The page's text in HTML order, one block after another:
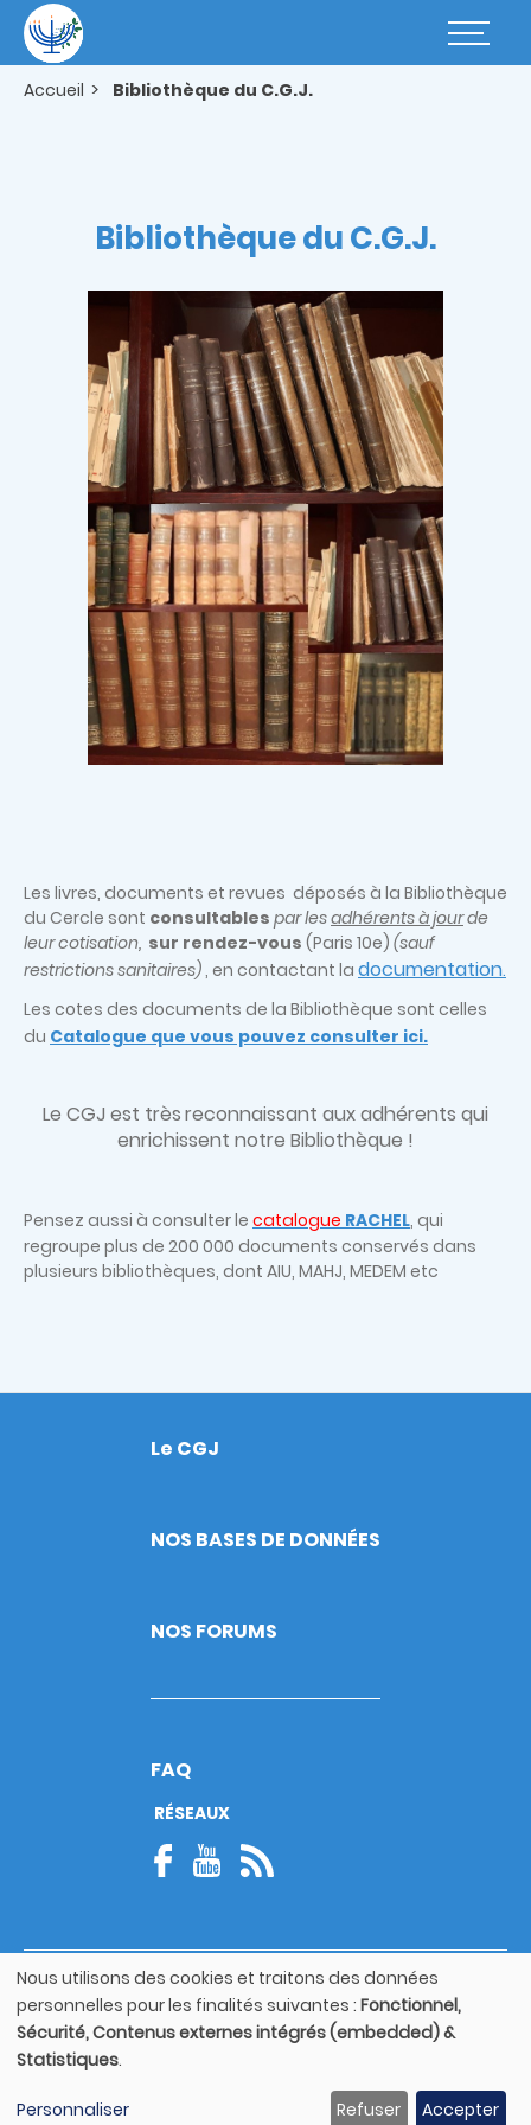
contenu
principal
Basculer
Accueil Bibliothèque du C.G.J.
Bibliothèque du C.G.J.
Les livres, documents et revues déposés à la Bibliothèque
du Cercle sont consultables par lesadhérents à jourde
leur cotisation, sur rendez-vous (Paris 10e) (sauf
restrictions sanitaires), en contactant la documentation.
Les cotes des documents de la Bibliothèque sont celles
du Catalogue que vous pouvez consulter ici.
Le CGJ est trèsreconnaissant aux adhérents qui
enrichissent notre Bibliothèque !
Pensez aussi à consulter le catalogue RACHEL, qui
regroupe plus de 200 000 documents conservés dans
plusieurs bibliothèques, dont AIU, MAHJ, MEDEM etc
Footer
Le CGJ
NOS BASES DE DONNÉES
NOS FORUMS
FAQ
RÉSEAUX
© Copyright 2026
Footer
bottom
Mentions légales
Utilisation
des
données
personnelles
et
Nous utilisons des cookies et traitons des données
personnelles pour les finalités suivantes : Fonctionnel,
Sécurité, Contenus externes intégrés (embedded) &
Statistiques.
Personnaliser Refuser Accepter